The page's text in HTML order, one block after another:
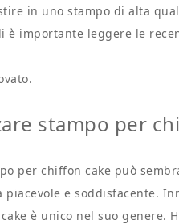
in uno stampo di alta
è importante leggere le
stampo per
per chiffon cake può
piacevole e soddisfacente.
è unico nel suo genere.